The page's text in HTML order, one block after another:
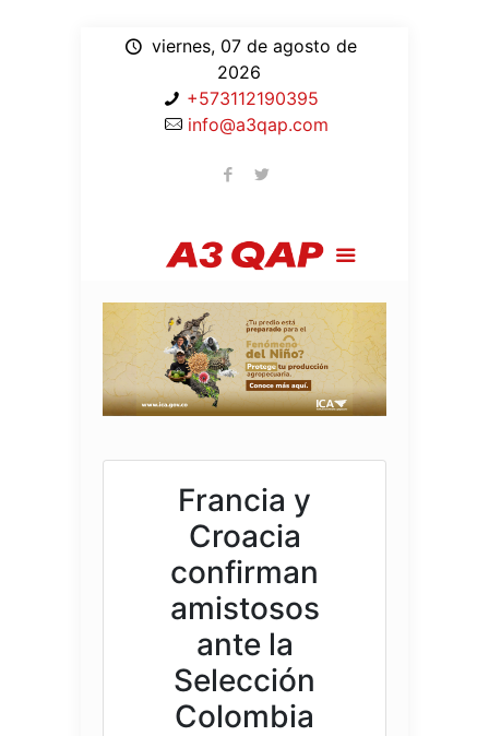
viernes, 07 de agosto de
2026
+573112190395
info@a3qap.com
Francia y
Croacia
confirman
amistosos
ante la
Selección
Colombia